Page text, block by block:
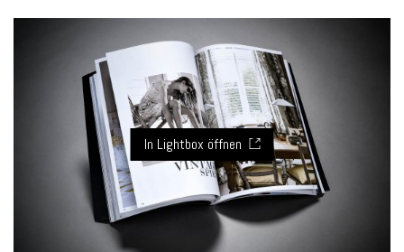
In Lightbox öffnen